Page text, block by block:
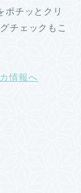
ポチッとクリ
チェックもこ